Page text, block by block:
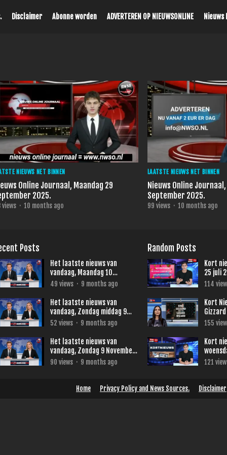
Disclaimer Abonne worden ADVERTEREN OP NIEUWSONLINE Nieuws
NIEUWS NET BINNEN
Online Journaal, Maandag 29
2025.
views · 10 months ago
LAATSTE NIEUWS NET BINNEN
Nieuws Online
September 2025.
99 views · 10 months ago
Posts
Het laatste nieuws van
vandaag, Maandag 10
November 2025
49 views · 9 months ago
Het laatste nieuws van
vandaag, Zondag middag 9
November 2025
52 views · 9 months ago
Het laatste nieuws van
vandaag, Zondag 9 November
2025
90 views · 9 months ago
Random Posts
Kort
25 juli
114
Kort
terug
155
Kort
121
Home Privacy Policy and News Sources. Disclaimer